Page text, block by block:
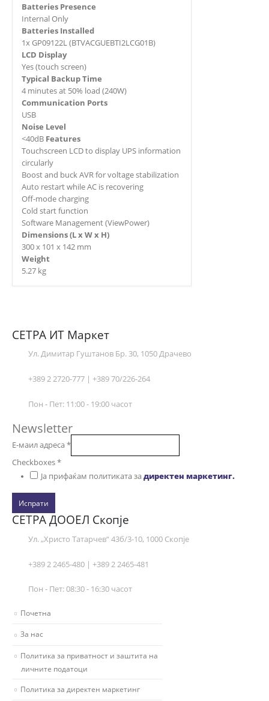
Batteries Presence
Internal Only
Batteries Installed
1x GP09122L (BTVACGUEBTI2LCG01B)
LCD Display
Yes (touch screen)
Typical Backup Time
4 minutes at 50% load (240W)
Communication Ports
USB
Noise Level
<40dB Features
Touchscreen LCD to display UPS information
circularly
Boost and buck AVR for voltage stabilization
Auto restart while AC is recovering
Off-mode charging
Cold start function
Software Management (ViewPower)
Dimensions (L x W x H)
300 x 101 x 142 mm
Weight
5.27 kg
СЕТРА ИТ Маркет
Ул. Димитар Гуштанов Бр. 30, 1050 Драчево
+389 2 2720-777 | +389 70/226-264
Пон - Пет: 11:00 - 19:00 часот
Newsletter
Е-маил адреса*
Checkboxes*
Ја прифаќам политиката задиректен маркетинг.
Испрати
СЕТРА ДООЕЛ Скопје
Ул. „Христо Татарчев“ 43б/3-10, 1000 Скопје
+389 2 2465-480 | +389 2 2465-481
Пон - Пет: 08:30 - 16:30 часот
Почетна
За нас
Политика за приватност и заштита на
личните податоци
Политика за директен маркетинг